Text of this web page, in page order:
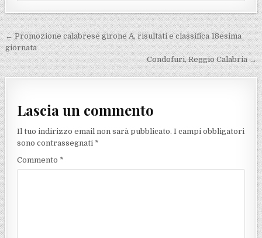
Navigazione articoli
← Promozione calabrese girone A, risultati e classifica 18esima
giornata
Condofuri, Reggio Calabria →
Lascia un commento
Il tuo indirizzo email non sarà pubblicato. I campi obbligatori
sono contrassegnati *
Commento *